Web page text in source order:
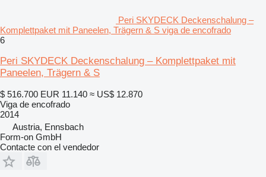
Peri SKYDECK Deckenschalung –
Komplettpaket mit Paneelen, Trägern & S viga de encofrado
6
Peri SKYDECK Deckenschalung – Komplettpaket mit
Paneelen, Trägern & S
$ 516.700 EUR 11.140 ≈ US$ 12.870
Viga de encofrado
2014
Austria, Ennsbach
Form-on GmbH
Contacte con el vendedor